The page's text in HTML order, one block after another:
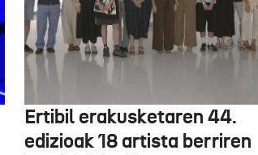
Ertibil erakusketaren 44.
edizioak 18 artista berriren